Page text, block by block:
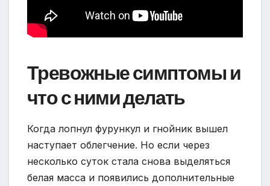
Тревожные симптомы и
что с ними делать
Когда лопнул фурункул и гнойник вышел
наступает облегчение. Но если через
несколько суток стала снова выделяться
белая масса и появились дополнительные